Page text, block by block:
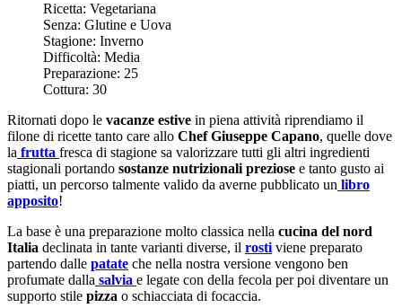
Ricetta: Vegetariana
Senza: Glutine e Uova
Stagione: Inverno
Difficoltà: Media
Preparazione: 25
Cottura: 30
Ritornati dopo le vacanze estive in piena attività riprendiamo il
filone di ricette tanto care allo Chef Giuseppe Capano, quelle dove
la frutta fresca di stagione sa valorizzare tutti gli altri ingredienti
stagionali portando sostanze nutrizionali preziose e tanto gusto ai
piatti, un percorso talmente valido da averne pubblicato un libro
apposito!
La base è una preparazione molto classica nella cucina del nord
Italia declinata in tante varianti diverse, il rostiviene preparato
partendo dalle patate che nella nostra versione vengono ben
profumate dalla salvia e legate con della fecola per poi diventare un
supporto stile pizza o schiacciata di focaccia.